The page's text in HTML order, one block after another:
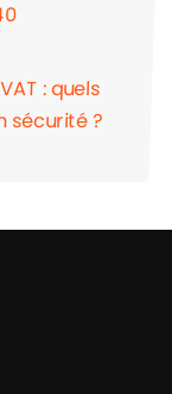
: quels
sécurité ?